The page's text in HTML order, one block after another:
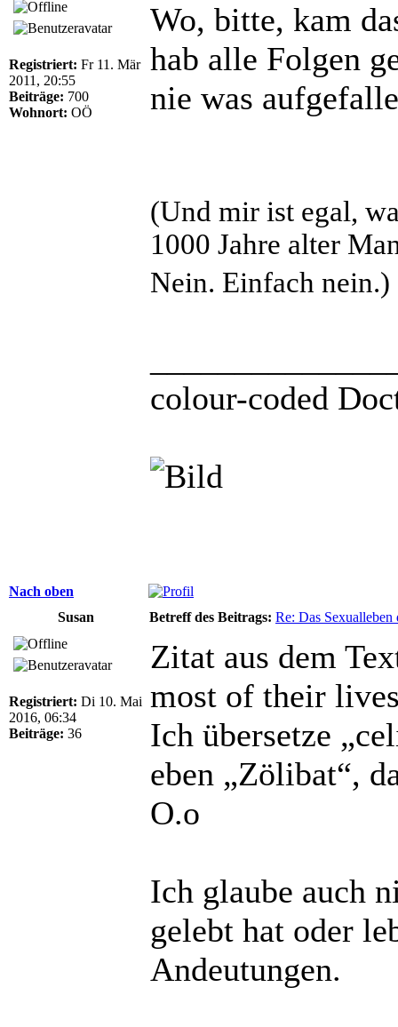
Registriert: Fr 11. Mär
2011, 20:55
Beiträge: 700
Wohnort: OÖ
Wo, bitte, kam
hab alle Folgen
nie was
(Und mir ist egal,
1000 Jahre alter
Nein. Einfach nein.)
colour-coded
Nach oben
Susan
Betreff des Beitrags: Re: Das
Registriert: Di 10. Mai
2016, 06:34
Beiträge: 36
Zitat aus dem
most of their
Ich übersetze
eben „Zölibat“,
O.o
Ich glaube auch
gelebt hat oder
Andeutungen.